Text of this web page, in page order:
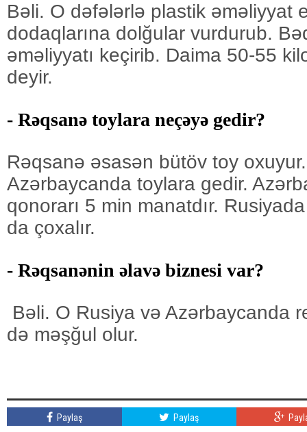
Bəli. O dəfələrlə plastik əməliyyat
dodaqlarına dolğular vurdurub.
əməliyyatı keçirib. Daima 50-55
deyir.
- Rəqsanə toylara neçəyə gedir?
Rəqsanə əsasən bütöv toy
Azərbaycanda toylara gedir.
qonorarı 5 min manatdır.
da çoxalır.
- Rəqsanənin əlavə biznesi var?
Bəli. O Rusiya və Azərbaycanda
də məşğul olur.
Paylaş Paylaş